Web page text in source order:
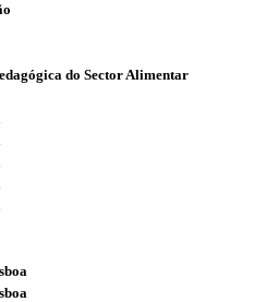
do Sector Alimentar